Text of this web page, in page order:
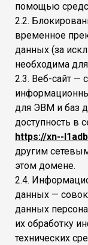
помощью
2.2.
временное
данных (за
необходима
2.3. Веб-сайт —
для ЭВМ и баз
доступность в
https://xn--
другим
этом домене.
2.4.
данных —
данных
их обработку
технических